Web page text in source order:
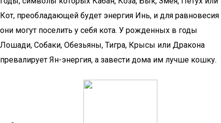
Кот, преобладающей будет энергия Инь, и для равновесия
они могут поселить у себя кота. У рожденных в годы
Лошади, Собаки, Обезьяны, Тигра, Крысы или Дракона
превалирует Ян-энергия, а завести дома им лучше кошку.